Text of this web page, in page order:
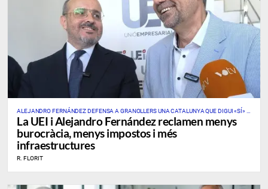
ALEJANDRO FERNÁNDEZ DEFENSA A GRANOLLERS UNA CATALUNYA QUE DIGUI «SÍ» A
L’EMPRESA, LA INDÚSTRIA I LES GRANS INFRAESTRUCTURES
La UEI i Alejandro Fernández reclamen menys
burocràcia, menys impostos i més
infraestructures
R. FLORIT